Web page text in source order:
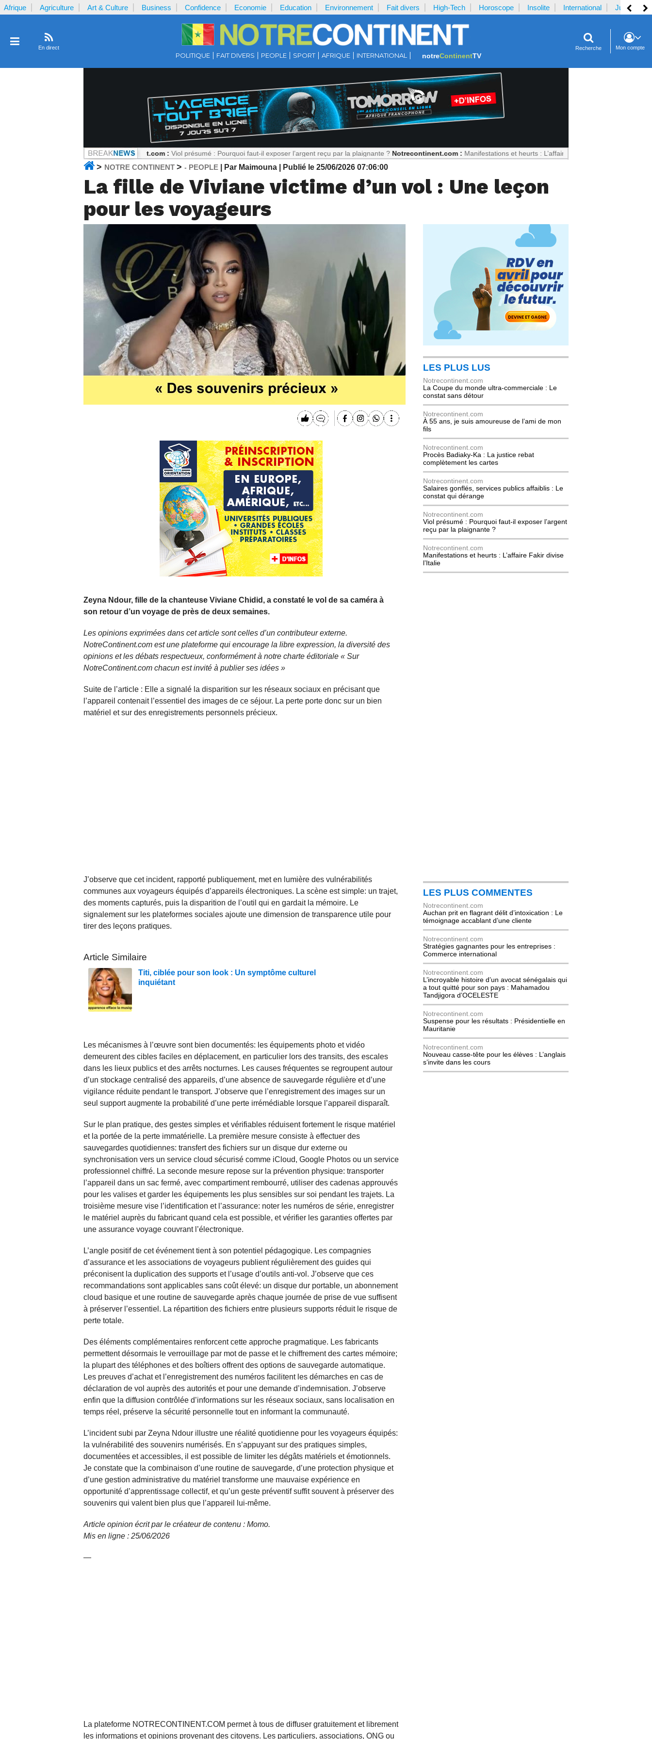
Afrique Agriculture Art & Culture Business Confidence Economie Education Environnement Fait divers High-Tech Horoscope Insolite International Justice
En direct
POLITIQUE FAIT DIVERS PEOPLE SPORT AFRIQUE INTERNATIONAL notreContinentTV
Recherche Mon compte
Notrecontinent.com : Viol présumé : Pourquoi faut-il exposer l’argent reçu par la plaignante ? Notrecontinent.com : Manifestations et heurts : L’affaire Fakir divise l’Italie
> NOTRE CONTINENT > - PEOPLE | Par Maimouna | Publié le 25/06/2026 07:06:00
La fille de Viviane victime d’un vol : Une leçon
pour les voyageurs
Zeyna Ndour, fille de la chanteuse Viviane Chidid, a constaté le vol de sa caméra à
son retour d’un voyage de près de deux semaines.
Les opinions exprimées dans cet article sont celles d’un contributeur externe.
NotreContinent.com est une plateforme qui encourage la libre expression, la diversité des
opinions et les débats respectueux, conformément à notre charte éditoriale « Sur
NotreContinent.com chacun est invité à publier ses idées »
Suite de l’article : Elle a signalé la disparition sur les réseaux sociaux en précisant que
l’appareil contenait l’essentiel des images de ce séjour. La perte porte donc sur un bien
matériel et sur des enregistrements personnels précieux.
J’observe que cet incident, rapporté publiquement, met en lumière des vulnérabilités
communes aux voyageurs équipés d’appareils électroniques. La scène est simple: un trajet,
des moments capturés, puis la disparition de l’outil qui en gardait la mémoire. Le
signalement sur les plateformes sociales ajoute une dimension de transparence utile pour
tirer des leçons pratiques.
Article Similaire
Titi, ciblée pour son look : Un symptôme culturel
inquiétant
Les mécanismes à l’œuvre sont bien documentés: les équipements photo et vidéo
demeurent des cibles faciles en déplacement, en particulier lors des transits, des escales
dans les lieux publics et des arrêts nocturnes. Les causes fréquentes se regroupent autour
d’un stockage centralisé des appareils, d’une absence de sauvegarde régulière et d’une
vigilance réduite pendant le transport. J’observe que l’enregistrement des images sur un
seul support augmente la probabilité d’une perte irrémédiable lorsque l’appareil disparaît.
Sur le plan pratique, des gestes simples et vérifiables réduisent fortement le risque matériel
et la portée de la perte immatérielle. La première mesure consiste à effectuer des
sauvegardes quotidiennes: transfert des fichiers sur un disque dur externe ou
synchronisation vers un service cloud sécurisé comme iCloud, Google Photos ou un service
professionnel chiffré. La seconde mesure repose sur la prévention physique: transporter
l’appareil dans un sac fermé, avec compartiment rembourré, utiliser des cadenas approuvés
pour les valises et garder les équipements les plus sensibles sur soi pendant les trajets. La
troisième mesure vise l’identification et l’assurance: noter les numéros de série, enregistrer
le matériel auprès du fabricant quand cela est possible, et vérifier les garanties offertes par
une assurance voyage couvrant l’électronique.
L’angle positif de cet événement tient à son potentiel pédagogique. Les compagnies
d’assurance et les associations de voyageurs publient régulièrement des guides qui
préconisent la duplication des supports et l’usage d’outils anti-vol. J’observe que ces
recommandations sont applicables sans coût élevé: un disque dur portable, un abonnement
cloud basique et une routine de sauvegarde après chaque journée de prise de vue suffisent
à préserver l’essentiel. La répartition des fichiers entre plusieurs supports réduit le risque de
perte totale.
Des éléments complémentaires renforcent cette approche pragmatique. Les fabricants
permettent désormais le verrouillage par mot de passe et le chiffrement des cartes mémoire;
la plupart des téléphones et des boîtiers offrent des options de sauvegarde automatique.
Les preuves d’achat et l’enregistrement des numéros facilitent les démarches en cas de
déclaration de vol auprès des autorités et pour une demande d’indemnisation. J’observe
enfin que la diffusion contrôlée d’informations sur les réseaux sociaux, sans localisation en
temps réel, préserve la sécurité personnelle tout en informant la communauté.
L’incident subi par Zeyna Ndour illustre une réalité quotidienne pour les voyageurs équipés:
la vulnérabilité des souvenirs numérisés. En s’appuyant sur des pratiques simples,
documentées et accessibles, il est possible de limiter les dégâts matériels et émotionnels.
Je constate que la combinaison d’une routine de sauvegarde, d’une protection physique et
d’une gestion administrative du matériel transforme une mauvaise expérience en
opportunité d’apprentissage collectif, et qu’un geste préventif suffit souvent à préserver des
souvenirs qui valent bien plus que l’appareil lui-même.
Article opinion écrit par le créateur de contenu : Momo.
Mis en ligne : 25/06/2026
—
La plateforme NOTRECONTINENT.COM permet à tous de diffuser gratuitement et librement
les informations et opinions provenant des citoyens. Les particuliers, associations, ONG ou
LES PLUS LUS
Notrecontinent.com
La Coupe du monde ultra-commerciale : Le
constat sans détour
Notrecontinent.com
À 55 ans, je suis amoureuse de l’ami de mon
fils
Notrecontinent.com
Procès Badiaky-Ka : La justice rebat
complètement les cartes
Notrecontinent.com
Salaires gonflés, services publics affaiblis : Le
constat qui dérange
Notrecontinent.com
Viol présumé : Pourquoi faut-il exposer l’argent
reçu par la plaignante ?
Notrecontinent.com
Manifestations et heurts : L’affaire Fakir divise
l’Italie
LES PLUS COMMENTES
Notrecontinent.com
Auchan prit en flagrant délit d’intoxication : Le
témoignage accablant d’une cliente
Notrecontinent.com
Stratégies gagnantes pour les entreprises :
Commerce international
Notrecontinent.com
L’incroyable histoire d’un avocat sénégalais qui
a tout quitté pour son pays : Mahamadou
Tandjigora d’OCELESTE
Notrecontinent.com
Suspense pour les résultats : Présidentielle en
Mauritanie
Notrecontinent.com
Nouveau casse-tête pour les élèves : L’anglais
s’invite dans les cours